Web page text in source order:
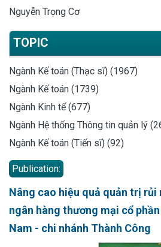
Nguyễn Trọng Cơ
TOPIC
Ngành Kế toán (Thạc sĩ) (1967)
Ngành Kế toán (1739)
Ngành Kinh tế (677)
Ngành Hệ thống Thông tin quản lý
Ngành Kế toán (Tiến sĩ) (92)
Publication:
Nâng cao hiệu quả quản trị
ngân hàng thương mại cổ
Nam - chi nhánh Thành Công